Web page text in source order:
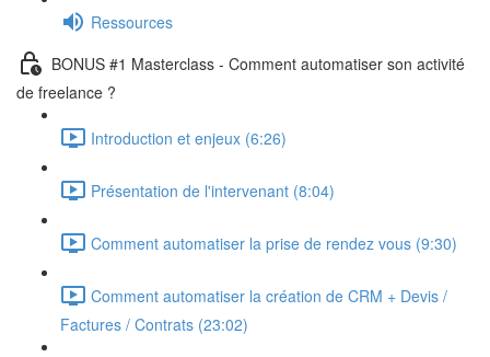
Ressources
BONUS #1 Masterclass - Comment automatiser son activité
de freelance ?
Introduction et enjeux (6:26)
Présentation de l'intervenant (8:04)
Comment automatiser la prise de rendez vous (9:30)
Comment automatiser la création de CRM + Devis /
Factures / Contrats (23:02)